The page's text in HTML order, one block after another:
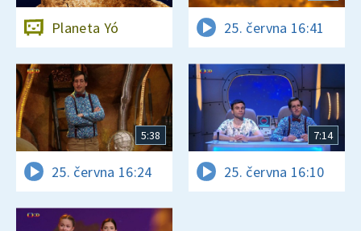
Planeta Yó 25. června 16:41
5:38
25. června 16:24
7:14
25. června 16:10